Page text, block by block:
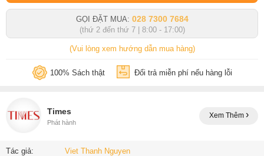
GỌI ĐẶT MUA: 028 7300 7684
(thứ 2 đến thứ 7 | 8:00 - 17:00)
(Vui lòng xem hướng dẫn mua hàng)
100% Sách thật Đổi trả miễn phí nếu hàng lỗi
Times
Phát hành
Xem Thêm
Tác giả: Viet Thanh Nguyen